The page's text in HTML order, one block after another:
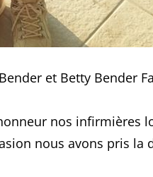
et Betty Bender
nos infirmières
nous avons pris